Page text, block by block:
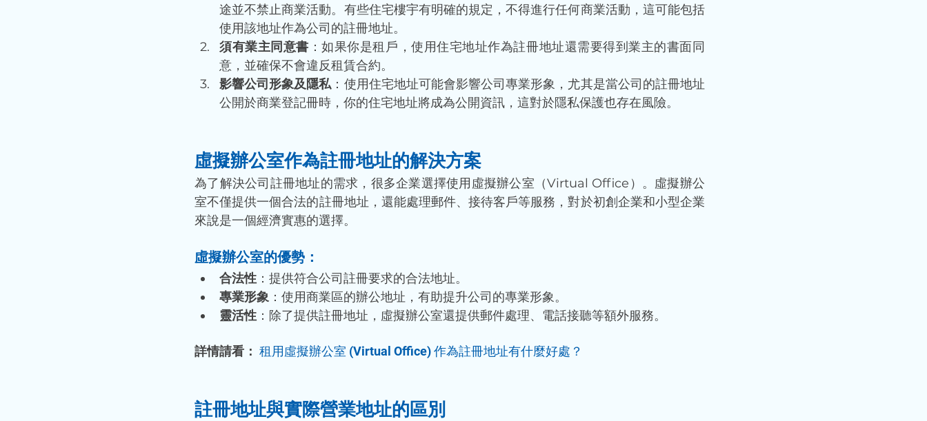
途並不禁止商業活動。有些住宅樓宇有明確的規定，不得進行任何商業活動，這可能包括
使用該地址作為公司的註冊地址。
須有業主同意書 ：如果你是租戶，使用住宅地址作為註冊地址還需要得到業主的書面同
意，並確保不會違反租賃合約。
影響公司形象及隱私：使用住宅地址可能會影響公司專業形象，尤其是當公司的註冊地址
公開於商業登記冊時，你的住宅地址將成為公開資訊，這對於隱私保護也存在風險。
虛擬辦公室作為註冊地址的解決方案
為了解決公司註冊地址的需求，很多企業選擇使用虛擬辦公室（Virtual Office）。虛擬辦公
室不僅提供一個合法的註冊地址，還能處理郵件、接待客戶等服務，對於初創企業和小型企業
來說是一個經濟實惠的選擇。
虛擬辦公室的優勢：
合法性：提供符合公司註冊要求的合法地址。
專業形象 ：使用商業區的辦公地址，有助提升公司的專業形象。
靈活性：除了提供註冊地址，虛擬辦公室還提供郵件處理、電話接聽等額外服務。
詳情請看： 租用虛擬辦公室 (Virtual Office) 作為註冊地址有什麼好處？
註冊地址與實際營業地址的區別